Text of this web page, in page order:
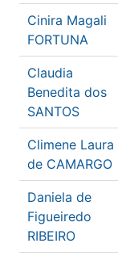
Cinira Magali
FORTUNA
Claudia
Benedita dos
SANTOS
Climene Laura
de CAMARGO
Daniela de
Figueiredo
RIBEIRO